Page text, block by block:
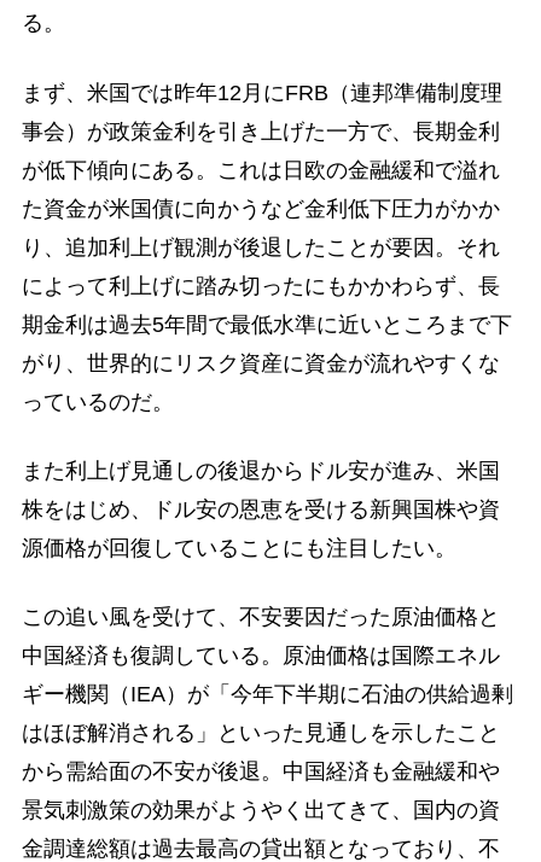
る。
まず、米国では昨年12月にFRB（連邦準備制度理
事会）が政策金利を引き上げた一方で、長期金利
が低下傾向にある。これは日欧の金融緩和で溢れ
た資金が米国債に向かうなど金利低下圧力がかか
り、追加利上げ観測が後退したことが要因。それ
によって利上げに踏み切ったにもかかわらず、長
期金利は過去5年間で最低水準に近いところまで下
がり、世界的にリスク資産に資金が流れやすくな
っているのだ。
また利上げ見通しの後退からドル安が進み、米国
株をはじめ、ドル安の恩恵を受ける新興国株や資
源価格が回復していることにも注目したい。
この追い風を受けて、不安要因だった原油価格と
中国経済も復調している。原油価格は国際エネル
ギー機関（IEA）が「今年下半期に石油の供給過剰
はほぼ解消される」といった見通しを示したこと
から需給面の不安が後退。中国経済も金融緩和や
景気刺激策の効果がようやく出てきて、国内の資
金調達総額は過去最高の貸出額となっており、不